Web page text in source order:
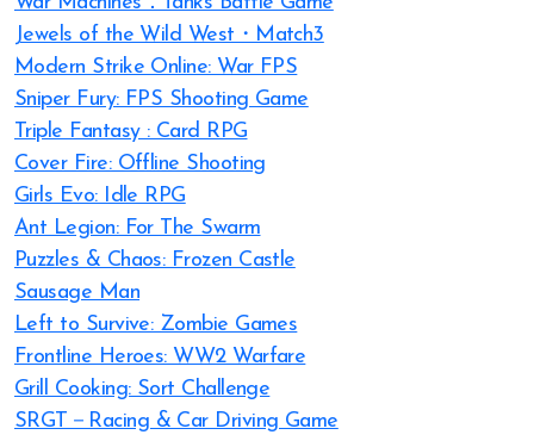
Jewels of the Wild West・Match3
Modern Strike Online: War FPS
Sniper Fury: FPS Shooting Game
Triple Fantasy : Card RPG
Cover Fire: Offline Shooting
Girls Evo: Idle RPG
Ant Legion: For The Swarm
Puzzles & Chaos: Frozen Castle
Sausage Man
Left to Survive: Zombie Games
Frontline Heroes: WW2 Warfare
Grill Cooking: Sort Challenge
SRGT－Racing & Car Driving Game